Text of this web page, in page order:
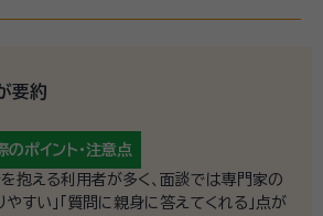
要約
のポイント・注意点
抱える利用者が多く、面談では専門家の
やすい」「質問に親身に答えてくれる」点が